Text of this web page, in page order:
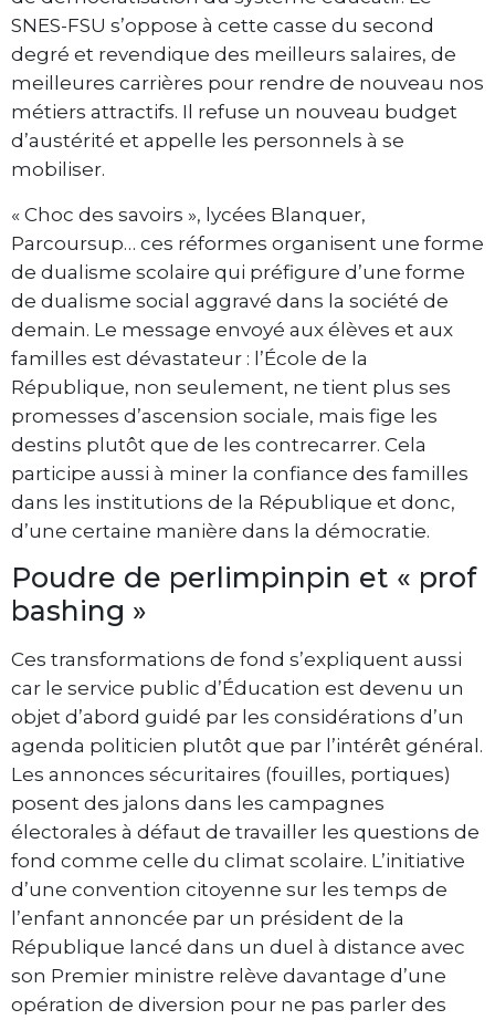
SNES-FSU s’oppose à cette casse du second
degré et revendique des meilleurs salaires, de
meilleures carrières pour rendre de nouveau nos
métiers attractifs. Il refuse un nouveau budget
d’austérité et appelle les personnels à se
mobiliser.
« Choc des savoirs », lycées Blanquer,
Parcoursup… ces réformes organisent une forme
de dualisme scolaire qui préfigure d’une forme
de dualisme social aggravé dans la société de
demain. Le message envoyé aux élèves et aux
familles est dévastateur : l’École de la
République, non seulement, ne tient plus ses
promesses d’ascension sociale, mais fige les
destins plutôt que de les contrecarrer. Cela
participe aussi à miner la confiance des familles
dans les institutions de la République et donc,
d’une certaine manière dans la démocratie.
Poudre de perlimpinpin et « prof
bashing »
Ces transformations de fond s’expliquent aussi
car le service public d’Éducation est devenu un
objet d’abord guidé par les considérations d’un
agenda politicien plutôt que par l’intérêt général.
Les annonces sécuritaires (fouilles, portiques)
posent des jalons dans les campagnes
électorales à défaut de travailler les questions de
fond comme celle du climat scolaire. L’initiative
d’une convention citoyenne sur les temps de
l’enfant annoncée par un président de la
République lancé dans un duel à distance avec
son Premier ministre relève davantage d’une
opération de diversion pour ne pas parler des